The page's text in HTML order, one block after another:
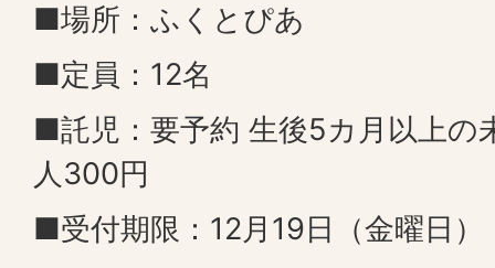
■場所：ふくとぴあ
■定員：12名
■託児：要予約 生後5カ月以上の
人300円
■受付期限：12月19日（金曜日）